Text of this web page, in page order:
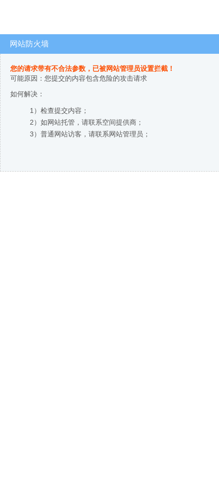
网站防火墙
您的请求带有不合法参数，已被网站管理员设置拦截！
可能原因：您提交的内容包含危险的攻击请求
如何解决：
1）检查提交内容；
2）如网站托管，请联系空间提供商；
3）普通网站访客，请联系网站管理员；